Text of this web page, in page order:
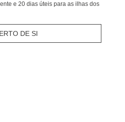
e 20 dias úteis para as ilhas dos
DE SI